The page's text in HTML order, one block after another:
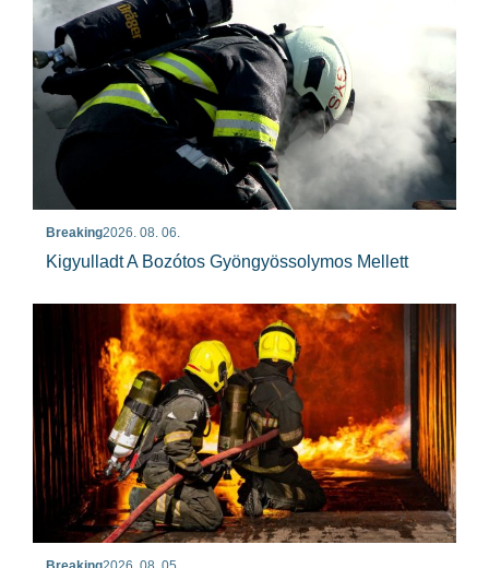
Breaking2026. 08. 06.
Kigyulladt A Bozótos Gyöngyössolymos Mellett